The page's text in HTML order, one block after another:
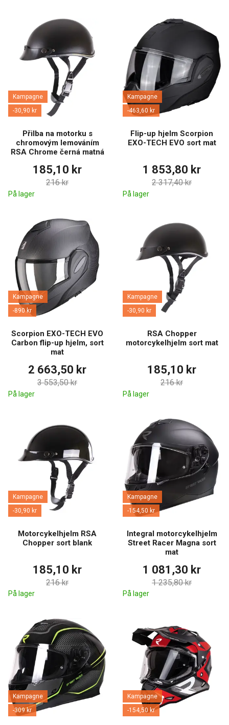
Kampagne
-30,90 kr
Přilba na motorku s
chromovým lemováním
RSA Chrome černá matná
185,10 kr
216 kr
På lager
Kampagne
-463,60 kr
Flip-up hjelm Scorpion
EXO-TECH EVO sort mat
1 853,80 kr
2 317,40 kr
På lager
Kampagne
-890 kr
Scorpion EXO-TECH EVO
Carbon flip-up hjelm, sort
mat
2 663,50 kr
3 553,50 kr
På lager
Kampagne
-30,90 kr
RSA Chopper
motorcykelhjelm sort mat
185,10 kr
216 kr
På lager
Kampagne
-30,90 kr
Motorcykelhjelm RSA
Chopper sort blank
185,10 kr
216 kr
På lager
Kampagne
-154,50 kr
Integral motorcykelhjelm
Street Racer Magna sort
mat
1 081,30 kr
1 235,80 kr
På lager
Kampagne
-309 kr
Kampagne
-154,50 kr